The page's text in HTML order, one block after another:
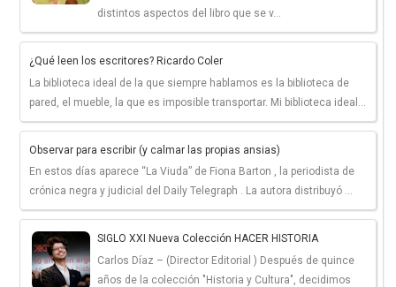
distintos aspectos del libro que se v...
¿Qué leen los escritores? Ricardo Coler
La biblioteca ideal de la que siempre hablamos es la biblioteca de
pared, el mueble, la que es imposible transportar. Mi biblioteca ideal...
Observar para escribir (y calmar las propias ansias)
En estos días aparece “La Viuda” de Fiona Barton , la periodista de
crónica negra y judicial del Daily Telegraph . La autora distribuyó ...
SIGLO XXI Nueva Colección HACER HISTORIA
Carlos Díaz – (Director Editorial ) Después de quince
años de la colección "Historia y Cultura", decidimos